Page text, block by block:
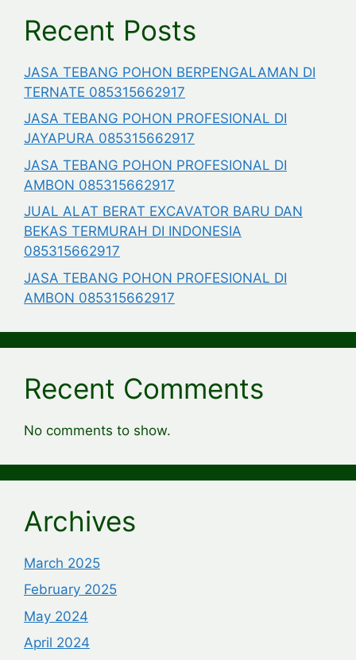
Recent Posts
JASA TEBANG POHON BERPENGALAMAN DI
TERNATE 085315662917
JASA TEBANG POHON PROFESIONAL DI
JAYAPURA 085315662917
JASA TEBANG POHON PROFESIONAL DI
AMBON 085315662917
JUAL ALAT BERAT EXCAVATOR BARU DAN
BEKAS TERMURAH DI INDONESIA
085315662917
JASA TEBANG POHON PROFESIONAL DI
AMBON 085315662917
Recent Comments
No comments to show.
Archives
March 2025
February 2025
May 2024
April 2024